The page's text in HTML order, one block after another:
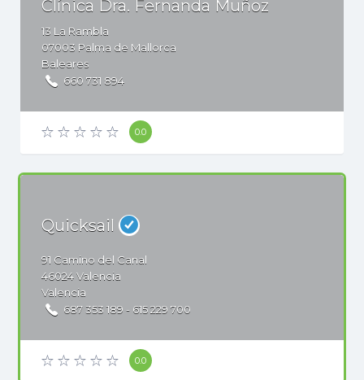
Clínica Dra. Fernanda Muñoz
13 La Rambla
07003 Palma de Mallorca
Baleares
660 731 894​
0.0
Quicksail
91 Camino del Canal
46024Valencia
Valencia
687 353 189 - 615 229 700
0.0